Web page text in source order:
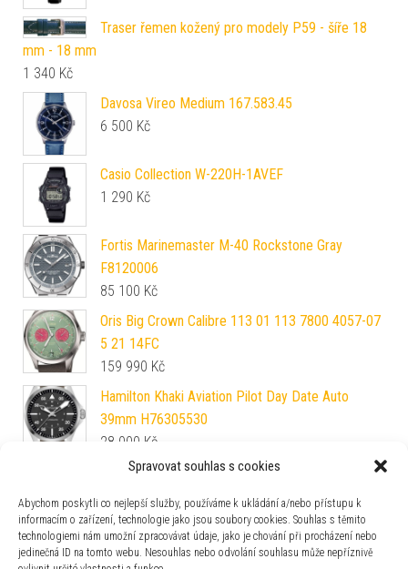
Spravovat souhlas s cookies
Abychom poskytli co nejlepší služby, používáme k ukládání a/nebo přístupu k
informacím o zařízení, technologie jako jsou soubory cookies. Souhlas s těmito
technologiemi nám umožní zpracovávat údaje, jako je chování při procházení nebo
jedinečná ID na tomto webu. Nesouhlas nebo odvolání souhlasu může nepříznivě
Traser řemen kožený pro modely P59 - šíře 18
mm - 18 mm
1 340 Kč
Davosa Vireo Medium 167.583.45
6 500 Kč
Casio Collection W-220H-1AVEF
1 290 Kč
Fortis Marinemaster M-40 Rockstone Gray
F8120006
85 100 Kč
Oris Big Crown Calibre 113 01 113 7800 4057-07
5 21 14FC
159 990 Kč
Hamilton Khaki Aviation Pilot Day Date Auto
39mm H76305530
28 000 Kč
Biatec Corsair Vintage 04 - Světle hnědý vintage
nubuk řemínek
38 800Kč
Vulcain Skindiver Salmon Beige - Brown Alligator